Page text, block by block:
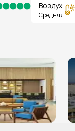
Воздух
Средняя